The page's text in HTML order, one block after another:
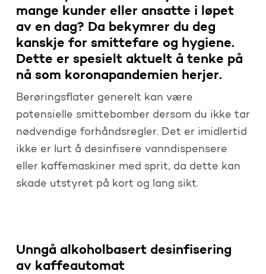
mange kunder eller ansatte i løpet
av en dag? Da bekymrer du deg
kanskje for smittefare og hygiene.
Dette er spesielt aktuelt å tenke på
nå som koronapandemien herjer.
Berøringsflater generelt kan være
potensielle smittebomber dersom du ikke tar
nødvendige forhåndsregler. Det er imidlertid
ikke er lurt å desinfisere vanndispensere
eller kaffemaskiner med sprit, da dette kan
skade utstyret på kort og lang sikt.
Unngå alkoholbasert desinfisering
av kaffeautomat